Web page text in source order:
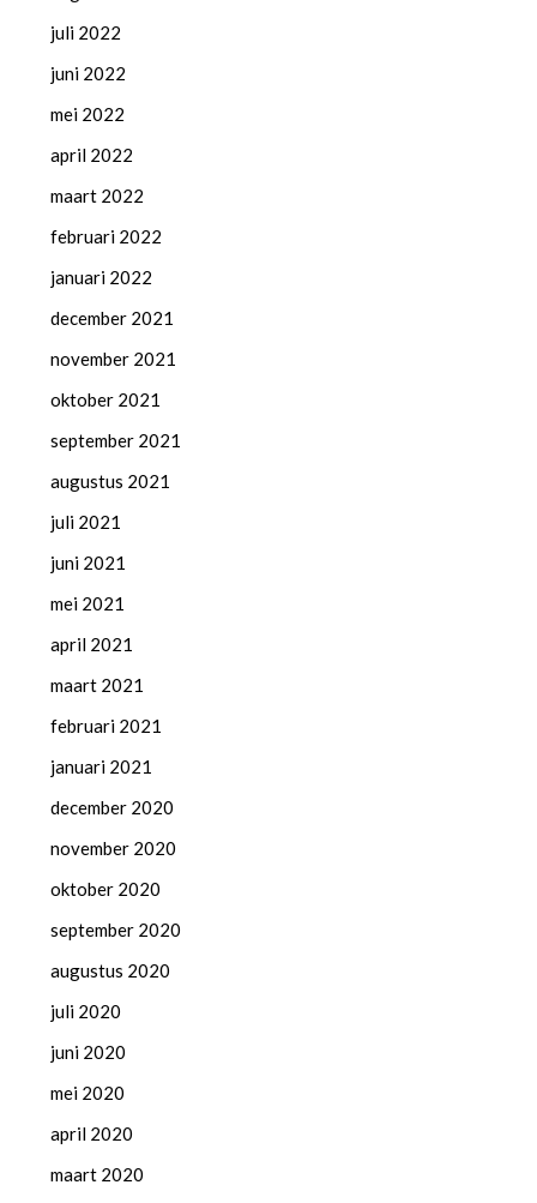
juli 2022
juni 2022
mei 2022
april 2022
maart 2022
februari 2022
januari 2022
december 2021
november 2021
oktober 2021
september 2021
augustus 2021
juli 2021
juni 2021
mei 2021
april 2021
maart 2021
februari 2021
januari 2021
december 2020
november 2020
oktober 2020
september 2020
augustus 2020
juli 2020
juni 2020
mei 2020
april 2020
maart 2020